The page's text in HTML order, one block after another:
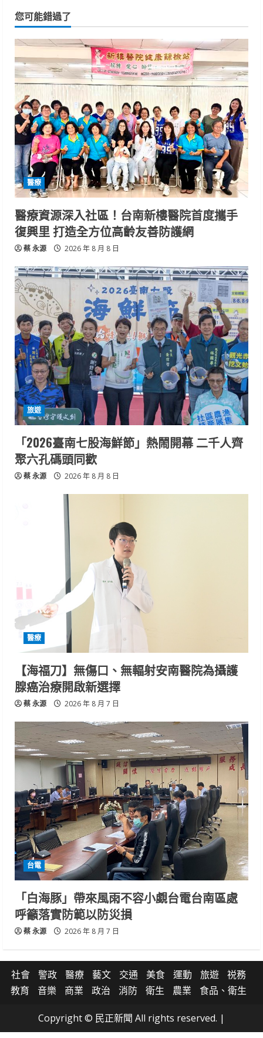
您可能錯過了
醫療
醫療資源深入社區！台南新樓醫院首度攜手
復興里 打造全方位高齡友善防護網
蔡 永源 2026 年 8 月 8 日
旅遊
「2026臺南七股海鮮節」熱鬧開幕 二千人齊
聚六孔碼頭同歡
蔡 永源 2026 年 8 月 8 日
醫療
【海福刀】無傷口、無輻射安南醫院為攝護
腺癌治療開啟新選擇
蔡 永源 2026 年 8 月 7 日
台電
「白海豚」帶來風雨不容小覷台電台南區處
呼籲落實防範以防災損
蔡 永源 2026 年 8 月 7 日
社會 警政 醫療 藝文 交通 美食 運動 旅遊
祱務
教育
音樂 商業 政治 消防 衛生 農業 食品、衛生
Copyright © 民正新聞 All rights reserved. |